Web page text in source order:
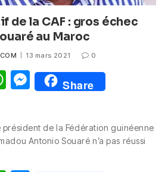
de la CAF : gros échec
au Maroc
13 mars 2021 0
W
s
M
e
e
Share
président de la Fédération guinéenne
Antonio Souaré n’a pas réussi